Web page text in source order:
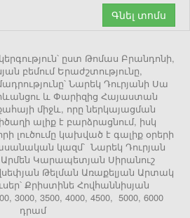
Գնել տոմս
ըստ Թոմաս Բրանդոնի,
բեմում Երաժշտությունը,
Նարեկ Դուրյանի Սա
և Փարիզից Հայաստան
միջև, որը ներկայացման
ալիք է բարձրացնում, իսկ
լուծումը կախված է գալիք օրերի
կազմ՝ Նարեկ Դուրյան
Արմեն Կարապետյան Սիրանուշ
Թելման Առաքելյան Արտակ
Քրիստինե Հովհաննիսյան
3000, 3500, 4000, 4500, 5000, 6000
դրամ